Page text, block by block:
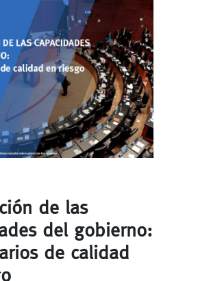
de las
del gobierno:
de calidad